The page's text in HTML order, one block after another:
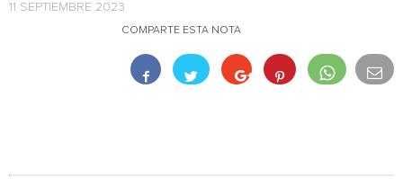
11 SEPTIEMBRE 2023
COMPARTE ESTA NOTA